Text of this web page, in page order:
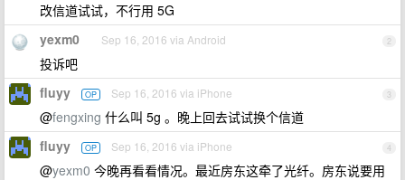
改信道试试，不行用 5G
2
yexm0 Sep 16, 2016 via Android
投诉吧
3
fluyy OP Sep 16, 2016 via iPhone
@fengxing 什么叫 5g 。晚上回去试试换个信道
4
fluyy OP Sep 16, 2016 via iPhone
@yexm0 今晚再看看情况。最近房东这牵了光纤。房东说要用